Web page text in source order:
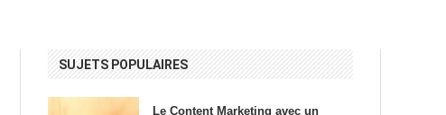
SUJETS POPULAIRES
Le Content Marketing avec un